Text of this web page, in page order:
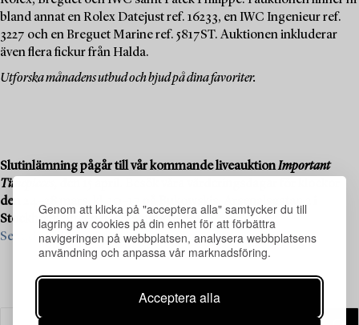
Genom att klicka på "acceptera alla" samtycker du till
lagring av cookies på din enhet för att förbättra
navigeringen på webbplatsen, analysera webbplatsens
användning och anpassa vår marknadsföring.
Acceptera alla
bland annat en Rolex Datejust ref. 16233, en IWC Ingenieur ref.
3227 och en Breguet Marine ref. 5817ST. Auktionen inkluderar
även flera fickur från Halda.
Utforska månadens utbud och bjud på dina favoriter.
Slutinlämning pågår till vår kommande liveauktionImportant
Timepieces
den 24–28 mars, kl. 10–17 på Bukowskis, Arsenalsgatan 2 i
Stockholm. Ingen tidsbokning behövs.
Se vad vi söker och kontakta oss för värdering ›